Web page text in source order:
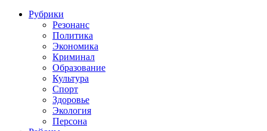
Рубрики
Резонанс
Политика
Экономика
Криминал
Образование
Культура
Спорт
Здоровье
Экология
Персона